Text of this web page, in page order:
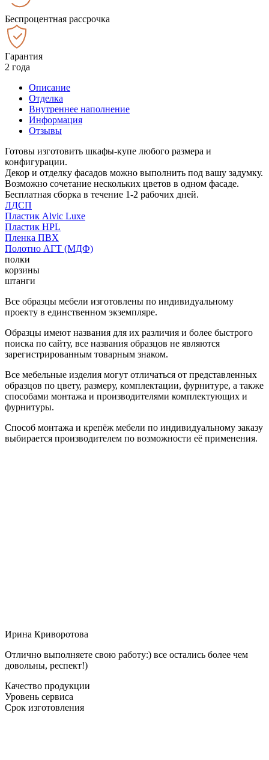
Беспроцентная рассрочка
Гарантия
2 года
Описание
Отделка
Внутреннее наполнение
Информация
Отзывы
Готовы изготовить шкафы-купе любого размера и
конфигурации.
Декор и отделку фасадов можно выполнить под вашу задумку.
Возможно сочетание нескольких цветов в одном фасаде.
Бесплатная сборка в течение 1-2 рабочих дней.
ЛДСП
Пластик Alvic Luxe
Пластик HPL
Пленка ПВХ
Полотно АГТ (МДФ)
полки
корзины
штанги
Все образцы мебели изготовлены по индивидуальному
проекту в единственном экземпляре.
Образцы имеют названия для их различия и более быстрого
поиска по сайту, все названия образцов не являются
зарегистрированным товарным знаком.
Все мебельные изделия могут отличаться от представленных
образцов по цвету, размеру, комплектации, фурнитуре, а также
способами монтажа и производителями комплектующих и
фурнитуры.
Способ монтажа и крепёж мебели по индивидуальному заказу
выбирается производителем по возможности её применения.
Ирина Криворотова
Отлично выполняете свою работу:) все остались более чем
довольны, респект!)
Качество продукции
Уровень сервиса
Срок изготовления